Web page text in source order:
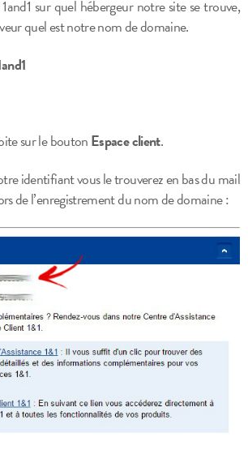
sur quel hébergeur notre site se trouve,
quel est notre nom de domaine.
sur le boutonEspace client.
identifiant vous le trouverez en bas du mail
de l’enregistrement du nom de domaine :